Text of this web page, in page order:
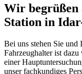
Wir begrüßen
Station in
Bei uns stehen Sie und
Fahrzeughalter ist
einer
unser fachkundiges